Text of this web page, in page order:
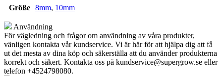
Größe 8mm, 10mm
Användning
För vägledning och frågor om användning av våra produkter,
vänligen kontakta vår kundservice. Vi är här för att hjälpa dig att få
ut det mesta av dina köp och säkerställa att du använder produkterna
korrekt och säkert. Kontakta oss på kundservice@supergrow.se eller
telefon +4524798080.